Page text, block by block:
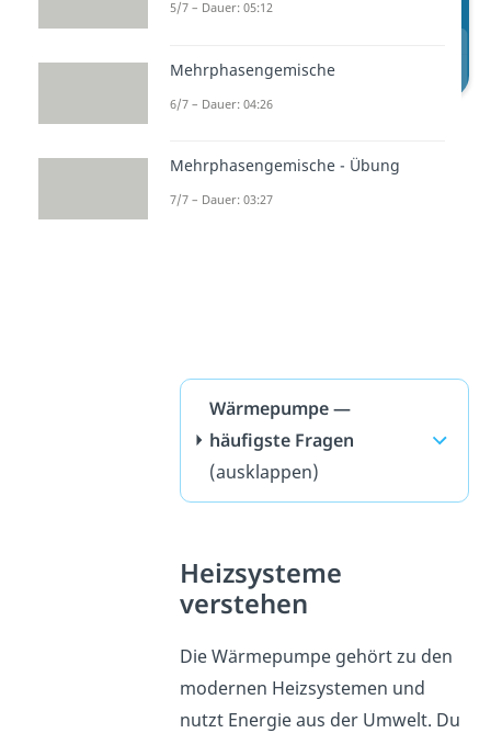
Wärmepumpe —
häufigste Fragen
(ausklappen)
Heizsysteme
verstehen
Die Wärmepumpe gehört zu den
modernen Heizsystemen und
nutzt Energie aus der Umwelt. Du
5/7 – Dauer: 05:12
Mehrphasengemische
6/7 – Dauer: 04:26
Mehrphasengemische - Übung
7/7 – Dauer: 03:27